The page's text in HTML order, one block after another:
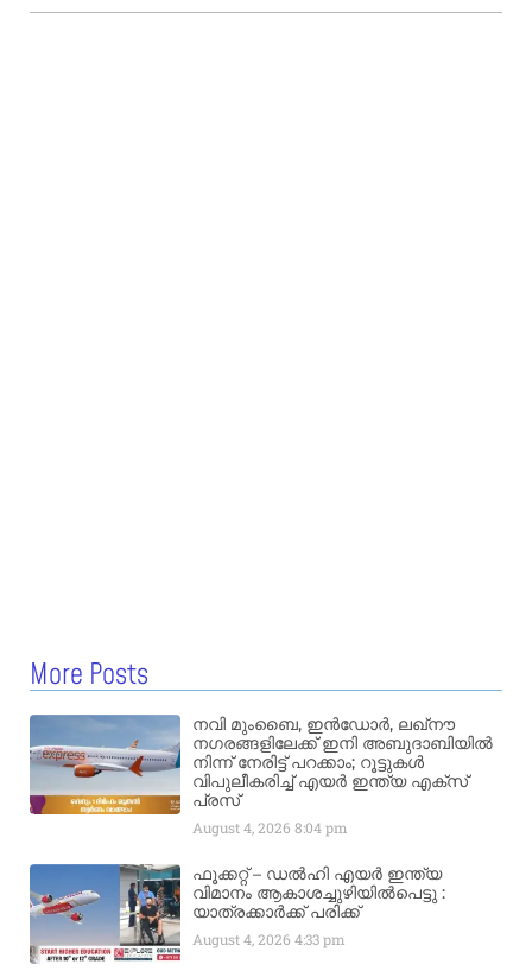
More Posts
നവി മുംബൈ, ഇൻഡോർ, ലഖ്നൗ
നഗരങ്ങളിലേക്ക് ഇനി അബുദാബിയിൽ
നിന്ന് നേരിട്ട് പറക്കാം; റൂട്ടുകൾ
വിപുലീകരിച്ച് എയർ ഇന്ത്യ എക്സ്
പ്രസ്
August 4, 20268:04 pm
ഫൂക്കറ്റ് – ഡൽഹി എയര്‍ ഇന്ത്യ
വിമാനം ആകാശച്ചുഴിയില്‍പെട്ടു :
യാത്രക്കാര്‍ക്ക് പരിക്ക്
August 4, 20264:33 pm